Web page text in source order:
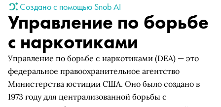
Создано с помощью Snob AI
Управление по борьбе
с наркотиками
Управление по борьбе с наркотиками (DEA) — это
федеральное правоохранительное агентство
Министерства юстиции США. Оно было создано в
1973 году для централизованной борьбы с